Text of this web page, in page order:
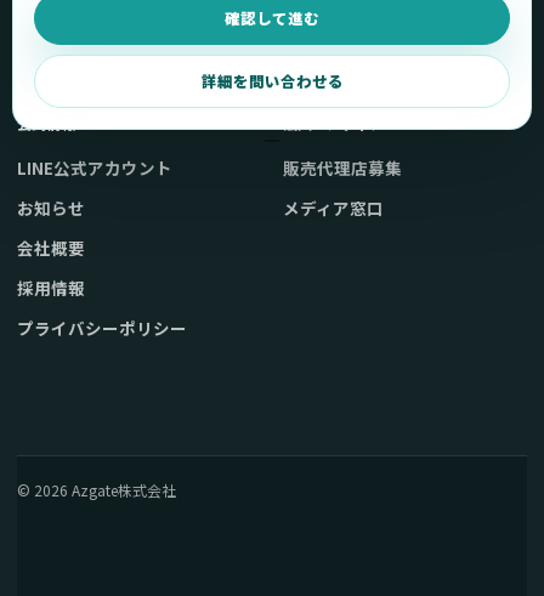
確認して進む
詳細を問い合わせる
取扱店舗・購入先
弊社販売ストアへ
起動不良復旧サービス
公式情報
LINE公式アカウント
お知らせ
会社概要
採用情報
プライバシーポリシー
販売代理店募集
メディア窓口
© 2026 Azgate株式会社